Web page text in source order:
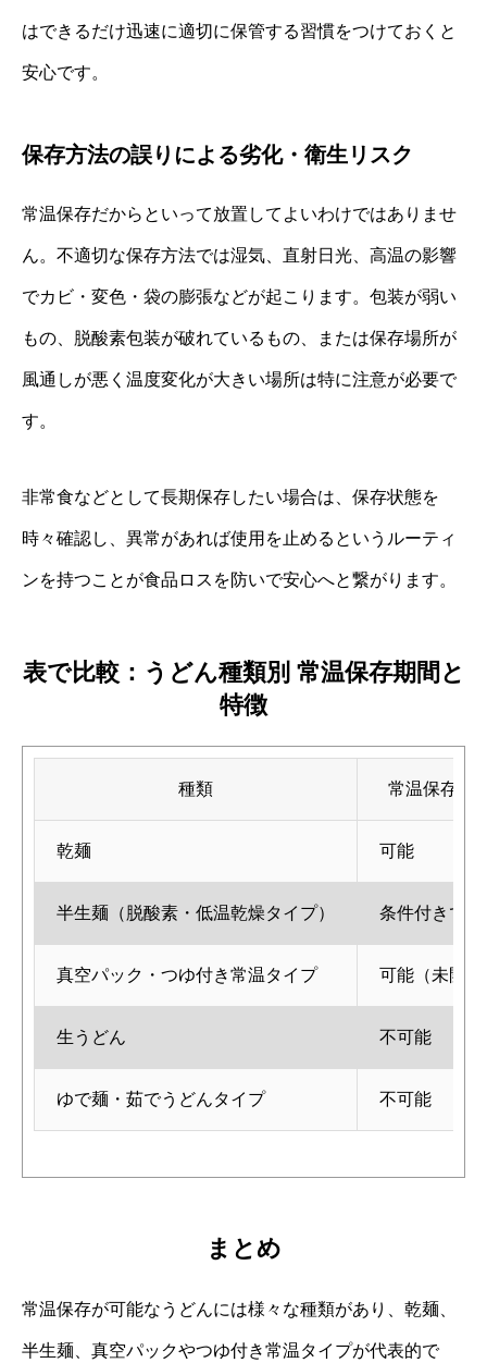
はできるだけ迅速に適切に保管する習慣をつけておくと
安心です。
保存方法の誤りによる劣化・衛生リスク
常温保存だからといって放置してよいわけではありませ
ん。不適切な保存方法では湿気、直射日光、高温の影響
でカビ・変色・袋の膨張などが起こります。包装が弱い
もの、脱酸素包装が破れているもの、または保存場所が
風通しが悪く温度変化が大きい場所は特に注意が必要で
す。
非常食などとして長期保存したい場合は、保存状態を
時々確認し、異常があれば使用を止めるというルーティ
ンを持つことが食品ロスを防いで安心へと繋がります。
表で比較：うどん種類別 常温保存期間と
特徴
種類 常温保存の
乾麺 可能
半生麺（脱酸素・低温乾燥タイプ） 条件付きで可
真空パック・つゆ付き常温タイプ 可能（未開
生うどん 不可能
ゆで麺・茹でうどんタイプ 不可能
まとめ
常温保存が可能なうどんには様々な種類があり、乾麺、
半生麺、真空パックやつゆ付き常温タイプが代表的で